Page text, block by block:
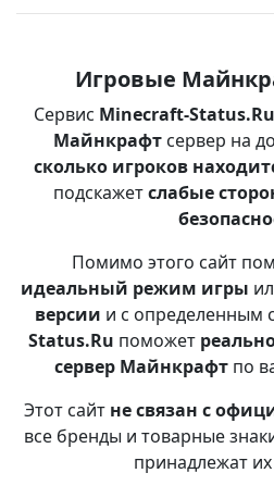
Игровые
Сервис Minecraft-Status.Ru
Майнкрафтсервер на
сколько игроков
подскажетслабые
Помимо этого сайт
идеальный режим игры
версии и с определенным
Status.Ru поможет
сервер Майнкрафт по
Этот сайт не связан с
все бренды и товарные
принадлежат